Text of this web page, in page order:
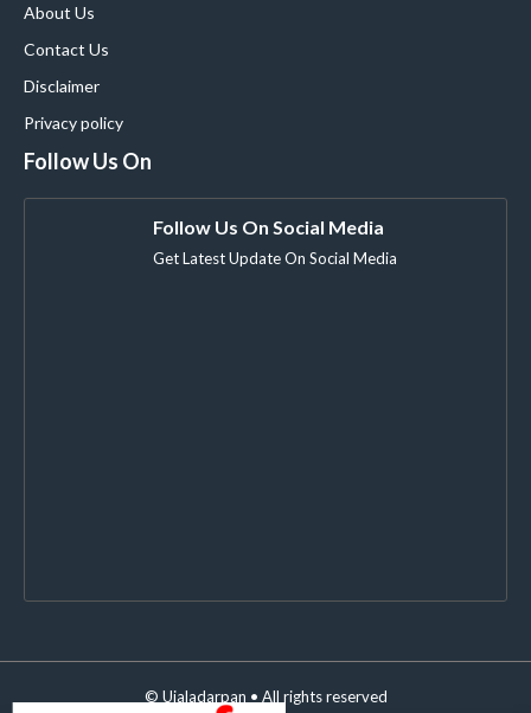
About Us
Contact Us
Disclaimer
Privacy policy
Follow Us On
Follow Us On Social Media
Get Latest Update On Social Media
© Ujaladarpan • All rights reserved